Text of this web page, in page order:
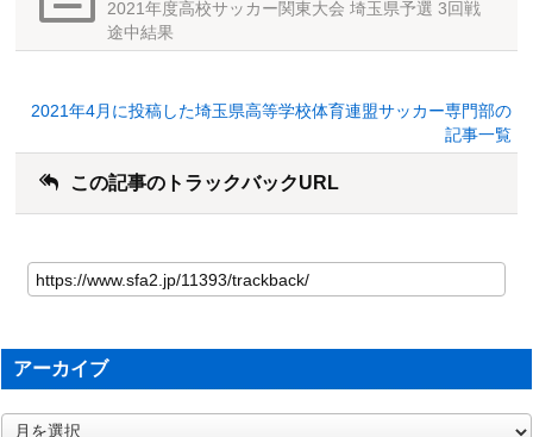
2021年度高校サッカー関東大会 埼玉県予選 3回戦
途中結果
2021年4月に投稿した埼玉県高等学校体育連盟サッカー専門部の
記事一覧
この記事のトラックバックURL
アーカイブ
ア